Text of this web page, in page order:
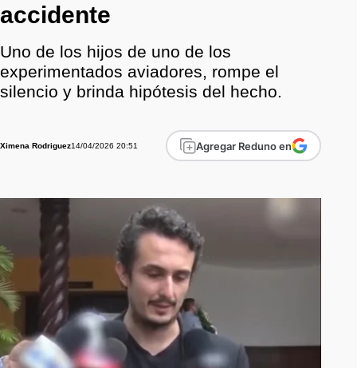
accidente
Uno de los hijos de uno de los
experimentados aviadores, rompe el
silencio y brinda hipótesis del hecho.
Ximena Rodriguez14/04/2026 20:51 Agregar Reduno en